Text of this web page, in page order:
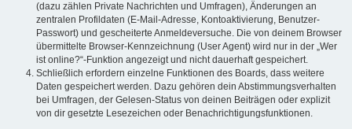
(dazu zählen Private Nachrichten und Umfragen), Änderungen an
zentralen Profildaten (E-Mail-Adresse, Kontoaktivierung, Benutzer-
Passwort) und gescheiterte Anmeldeversuche. Die von deinem Browser
übermittelte Browser-Kennzeichnung (User Agent) wird nur in der „Wer
ist online?“-Funktion angezeigt und nicht dauerhaft gespeichert.
Schließlich erfordern einzelne Funktionen des Boards, dass weitere
Daten gespeichert werden. Dazu gehören dein Abstimmungsverhalten
bei Umfragen, der Gelesen-Status von deinen Beiträgen oder explizit
von dir gesetzte Lesezeichen oder Benachrichtigungsfunktionen.